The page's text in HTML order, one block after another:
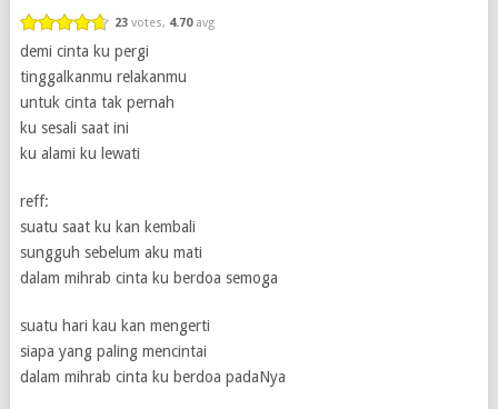
23votes, 4.70avg
demi cinta ku pergi
tinggalkanmu relakanmu
untuk cinta tak pernah
ku sesali saat ini
ku alami ku lewati
reff:
suatu saat ku kan kembali
sungguh sebelum aku mati
dalam mihrab cinta ku berdoa semoga
suatu hari kau kan mengerti
siapa yang paling mencintai
dalam mihrab cinta ku berdoa padaNya